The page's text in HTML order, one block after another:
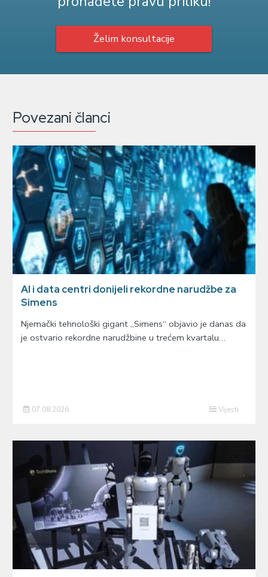
Želim konsultacije
Povezani članci
AI i data centri donijeli rekordne narudžbe za
Simens
Njemački tehnološki gigant „Simens“ objavio je danas da
je ostvario rekordne narudžbine u trećem kvartalu…
07.08.2026 Vijesti